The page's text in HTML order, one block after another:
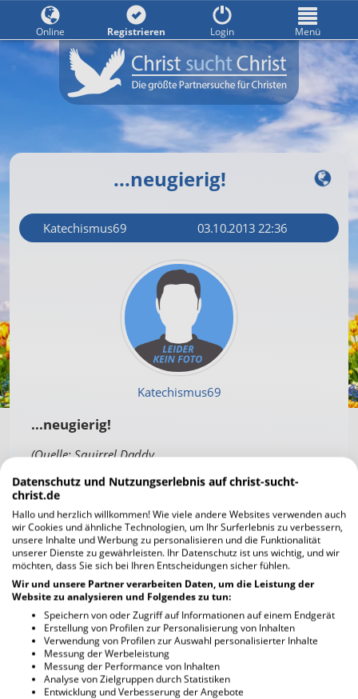
...neugierig!
Katechismus69 03.10.2013 22:36
Katechismus69
...neugierig!
(Quelle: Squirrel Daddy,
Kommentare
Schreib auch dueinen Kommentar
Online Registrieren Login Menü
Datenschutz und Nutzungserlebnis auf christ-sucht-
christ.de
Hallo und herzlich willkommen! Wie viele andere Websites verwenden auch
wir Cookies und ähnliche Technologien, um Ihr Surferlebnis zu verbessern,
unsere Inhalte und Werbung zu personalisieren und die Funktionalität
unserer Dienste zu gewährleisten. Ihr Datenschutz ist uns wichtig, und wir
möchten, dass Sie sich bei Ihren Entscheidungen sicher fühlen.
Wir und unsere Partner verarbeiten Daten, um die Leistung der
Website zu analysieren und Folgendes zu tun:
Speichern von oder Zugriff auf Informationen auf einem Endgerät
Erstellung von Profilen zur Personalisierung von Inhalten
Verwendung von Profilen zur Auswahl personalisierter Inhalte
Messung der Werbeleistung
Messung der Performance von Inhalten
Analyse von Zielgruppen durch Statistiken
Entwicklung und Verbesserung der Angebote